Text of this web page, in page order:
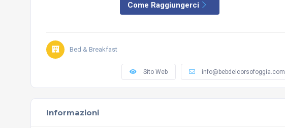
Come Raggiungerci
Bed & Breakfast
Sito Web info@bebdelcorsofoggia.com
Informazioni